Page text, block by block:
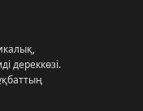
дереккөзі.